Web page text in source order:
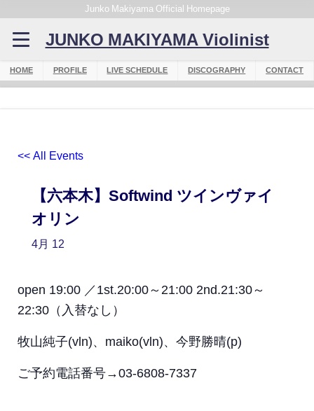
Junko Makiyama Official Homepage
JUNKO MAKIYAMA Violinist
HOME PROFILE LIVE SCHEDULE DISCOGRAPHY CONTACT
<< All Events
【六本木】Softwind ツインヴァイ
オリン
4月 12
open 19:00 ／1st.20:00～21:00 2nd.21:30～
22:30（入替なし）
牧山純子(vln)、maiko(vln)、今野勝晴(p)
ご予約電話番号→03-6808-7337